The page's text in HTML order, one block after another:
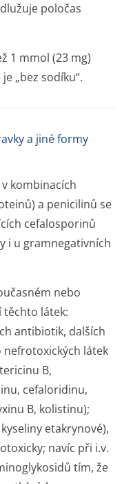
poločas
1 mmol (23 mg)
„bez sodíku“.
a jiné formy
kombinacích
a penicilinů se
cefalosporinů
i u gramnegativních
nebo
látek:
antibiotik, dalších
látek
B,
cefaloridinu,
B, kolistinu);
etakrynové),
navíc při i.v.
tím, že